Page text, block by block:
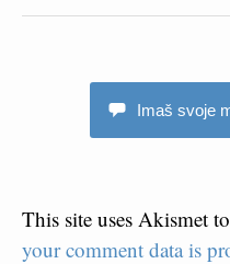
Imaš svoje
This site uses Akismet
your comment data is